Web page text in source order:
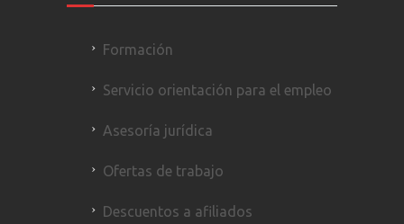
Formación
Servicio orientación para el empleo
Asesoría jurídica
Ofertas de trabajo
Descuentos a afiliados